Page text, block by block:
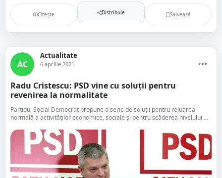
Citește Distribuie Salvează
AC
Actualitate
6 aprilie 2021
Radu Cristescu: PSD vine cu soluții pentru
revenirea la normalitate
Partidul Social Democrat propune o serie de soluții pentru reluarea
normală a activităților economice, sociale și pentru scăderea nivelului ...